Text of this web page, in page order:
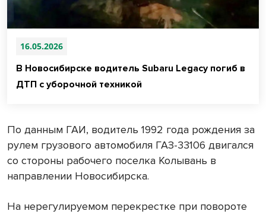
16.05.2026
В Новосибирске водитель Subaru Legacy погиб в
ДТП с уборочной техникой
По данным ГАИ, водитель 1992 года рождения за
рулем грузового автомобиля ГАЗ-33106 двигался
со стороны рабочего поселка Колывань в
направлении Новосибирска.
На нерегулируемом перекрестке при повороте